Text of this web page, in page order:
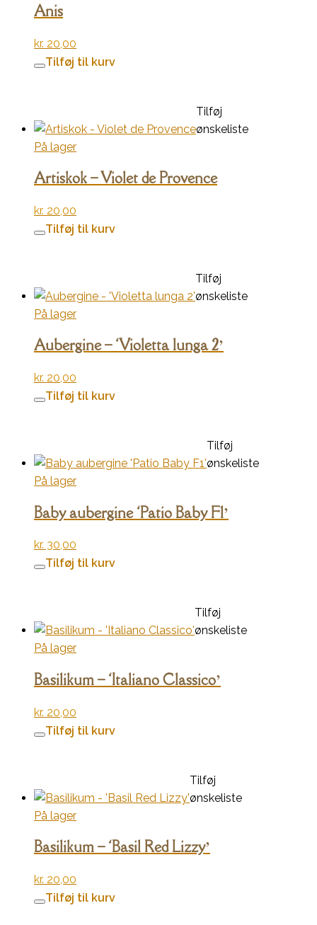
Anis
kr. 20,00
Tilføj til kurv
Tilføj
ønskeliste
På lager
Artiskok – Violet de Provence
kr. 20,00
Tilføj til kurv
Tilføj
ønskeliste
På lager
Aubergine – ‘Violetta lunga 2’
kr. 20,00
Tilføj til kurv
Tilføj
ønskeliste
På lager
Baby aubergine ‘Patio Baby F1’
kr. 30,00
Tilføj til kurv
Tilføj
ønskeliste
På lager
Basilikum – ‘Italiano Classico’
kr. 20,00
Tilføj til kurv
Tilføj
ønskeliste
På lager
Basilikum – ‘Basil Red Lizzy’
kr. 20,00
Tilføj til kurv